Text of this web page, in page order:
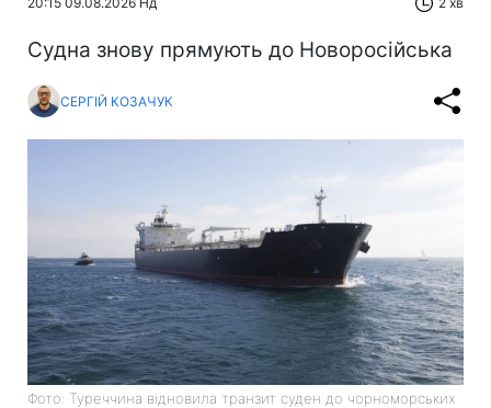
Судна знову прямують до Новоросійська
СЕРГІЙ КОЗАЧУК
Фото: Туреччина відновила транзит суден до чорноморських